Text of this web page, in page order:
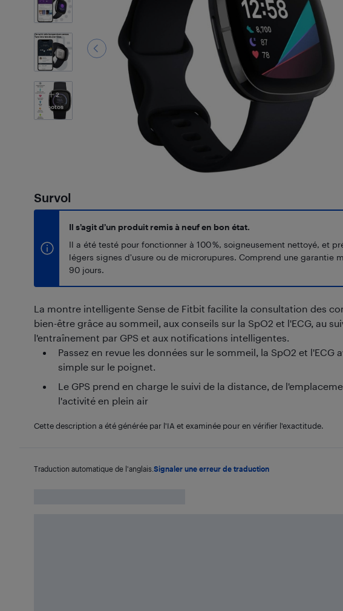
2
Photos
Survol
Il s’agit d’un produit remis à neuf en bon état.
Il a été testé pour fonctionner à 100 %, soigneusement nettoyé, et
légers signes d'usure ou de microrupures. Comprend une garantie
90 jours.
La montre intelligente Sense de Fitbit facilite la consultation des
bien-être grâce au sommeil, aux conseils sur la SpO2 et l'ECG, au
l'entraînement par GPS et aux notifications intelligentes.
Passez en revue les données sur le sommeil, la SpO2 et l'ECG
simple sur le poignet.
Le GPS prend en charge le suivi de la distance, de
l'activité en plein air
Cette description a été générée par l'IA et examinée pour en vérifier l'exactitude.
Traduction automatique de l'anglais. Signaler une erreur de traduction